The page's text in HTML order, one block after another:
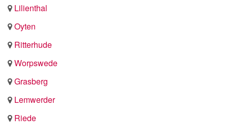
Lilienthal
Oyten
Ritterhude
Worpswede
Grasberg
Lemwerder
Riede